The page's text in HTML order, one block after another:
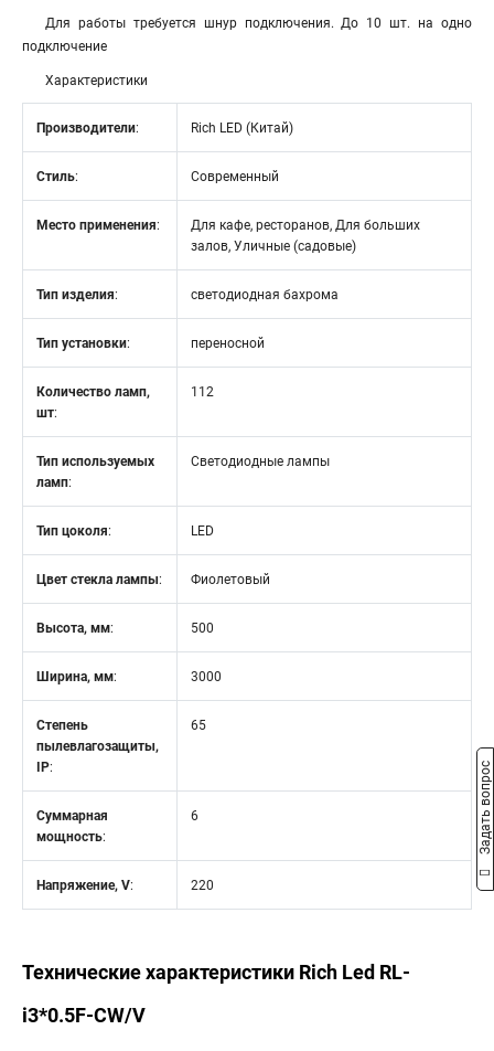
Для работы требуется шнур подключения. До 10 шт. на одно
подключение
Характеристики
Производители: Rich LED (Китай)
Стиль: Современный
Место применения:
Для кафе, ресторанов, Для больших
залов, Уличные (садовые)
Тип изделия: светодиодная бахрома
Тип установки: переносной
Количество ламп,
шт:
112
Тип используемых
ламп:
Светодиодные лампы
Тип цоколя: LED
Цвет стекла лампы: Фиолетовый
Высота, мм: 500
Ширина, мм: 3000
Степень
пылевлагозащиты,
IP:
65
Суммарная
мощность:
6
Напряжение, V: 220
Технические характеристики Rich Led RL-
i3*0.5F-CW/V
Задать вопрос